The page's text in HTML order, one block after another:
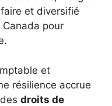
et diversifié
Canada pour
et
résilience accrue
droits de